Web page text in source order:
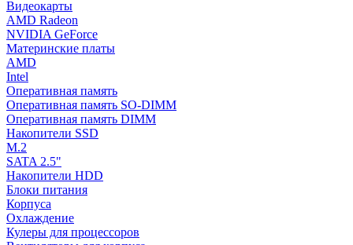
Видеокарты
AMD Radeon
NVIDIA GeForce
Материнские платы
AMD
Intel
Оперативная память
Оперативная память SO-DIMM
Оперативная память DIMM
Накопители SSD
M.2
SATA 2.5"
Накопители HDD
Блоки питания
Корпуса
Охлаждение
Кулеры для процессоров